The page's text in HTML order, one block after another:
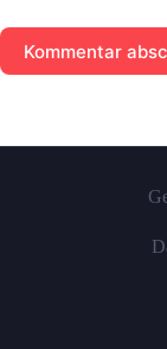
Kommentar